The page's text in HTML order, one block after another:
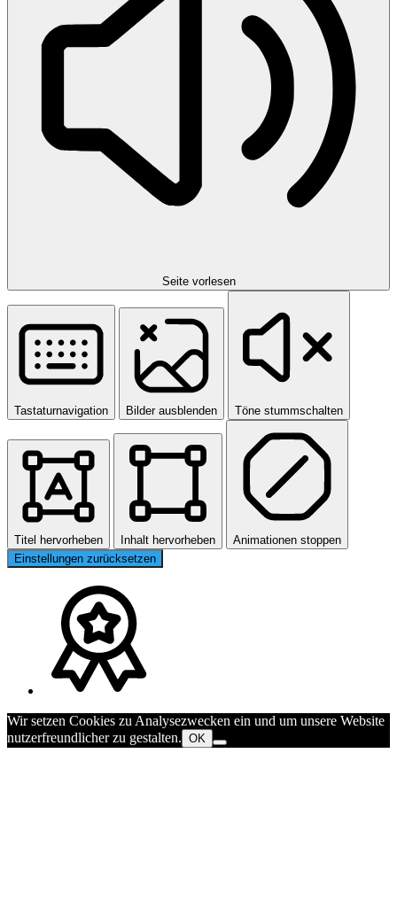
Seite vorlesen
Tastaturnavigation Bilder ausblenden Töne stummschalten
Titel hervorheben Inhalt hervorheben
Animationen stoppen
Einstellungen zurücksetzen
Wir setzen Cookies zu Analysezwecken ein und um unsere Website
nutzerfreundlicher zu gestalten. OK